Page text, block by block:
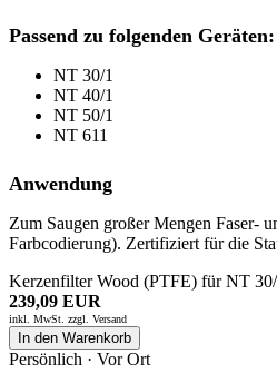
Passend zu folgenden Geräten:
NT 30/1
NT 40/1
NT 50/1
NT 611
Anwendung
Zum Saugen großer Mengen Faser-
Farbcodierung). Zertifiziert für die
Kerzenfilter Wood (PTFE) für NT
239,09 EUR
inkl. MwSt. zzgl. Versand
In den Warenkorb
Persönlich · Vor Ort